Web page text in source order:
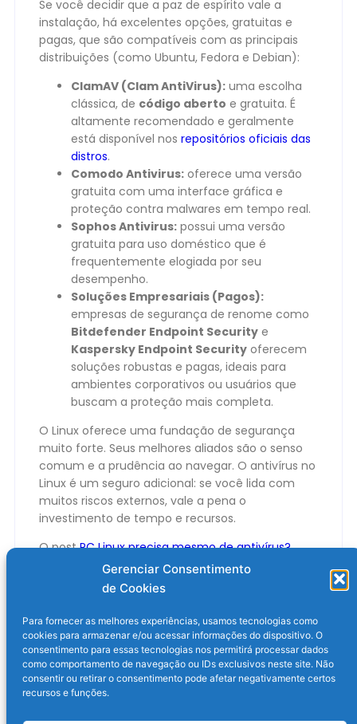
Gerenciar Consentimento
de Cookies
Para fornecer as melhores experiências, usamos tecnologias como
cookies para armazenar e/ou acessar informações do dispositivo. O
consentimento para essas tecnologias nos permitirá processar dados
como comportamento de navegação ou IDs exclusivos neste site. Não
consentir ou retirar o consentimento pode afetar negativamente certos
recursos e funções.
Se você decidir que a paz de espírito vale a
instalação, há excelentes opções, gratuitas e
pagas, que são compatíveis com as principais
distribuições (como Ubuntu, Fedora e Debian):
ClamAV (Clam AntiVirus): uma escolha
clássica, de código aberto e gratuita. É
altamente recomendado e geralmente
está disponível nos repositórios oficiais das
distros.
Comodo Antivirus: oferece uma versão
gratuita com uma interface gráfica e
proteção contra malwares em tempo real.
Sophos Antivirus: possui uma versão
gratuita para uso doméstico que é
frequentemente elogiada por seu
desempenho.
Soluções Empresariais (Pagos):
empresas de segurança de renome como
Bitdefender Endpoint Security e
Kaspersky Endpoint Security oferecem
soluções robustas e pagas, ideais para
ambientes corporativos ou usuários que
buscam a proteção mais completa.
O Linux oferece uma fundação de segurança
muito forte. Seus melhores aliados são o senso
comum e a prudência ao navegar. O antivírus no
Linux é um seguro adicional: se você lida com
muitos riscos externos, vale a pena o
investimento de tempo e recursos.
O postPC Linux precisa mesmo de antivírus?
Entenda mais sobre o sistema operacional
apareceu primeiro em